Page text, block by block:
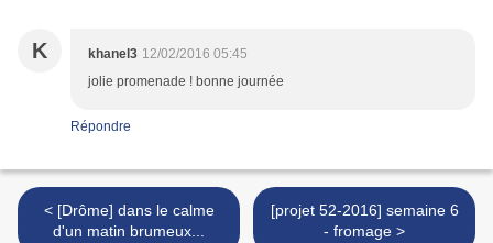
K khanel3 12/02/2016 05:45
jolie promenade ! bonne journée
Répondre
< [Drôme] dans le calme
d'un matin brumeux...
[projet 52-2016] semaine 6
- fromage >